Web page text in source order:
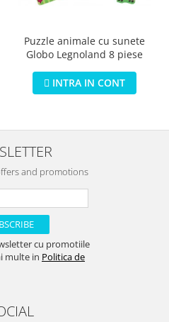
Puzzle animale cu sunete
Globo Legnoland 8 piese
INTRA IN CONT
and promotions
cu promotiile
multe in Politica de